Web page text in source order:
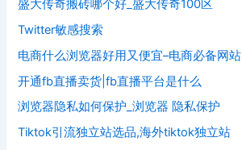
盛大传奇搬砖哪个好_盛大传奇100区
Twitter敏感搜索
电商什么浏览器好用又便宜–电商必备网站
开通fb直播卖货|fb直播平台是什么
浏览器隐私如何保护_浏览器 隐私保护
Tiktok引流独立站选品,海外tiktok独立站